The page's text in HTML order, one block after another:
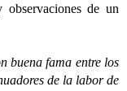
observaciones de un
fama entre los
de la labor de